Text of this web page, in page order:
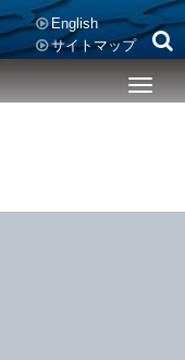
English
サイトマップ
メ
ニ